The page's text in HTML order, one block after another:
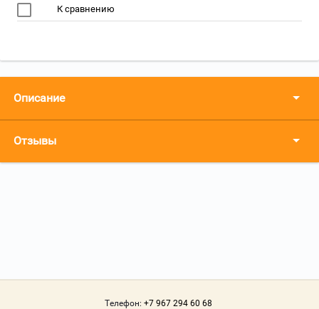
К сравнению
Описание
Отзывы
Телефон: +7 967 294 60 68